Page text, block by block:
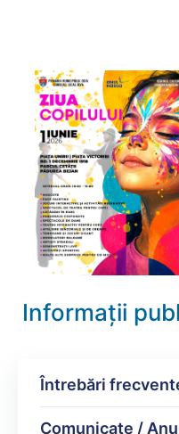
Informații
Întrebări
Comunicate /